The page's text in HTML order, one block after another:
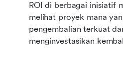
ROI di berbagai inisiatif
melihat proyek mana
pengembalian terkuat
menginvestasikan